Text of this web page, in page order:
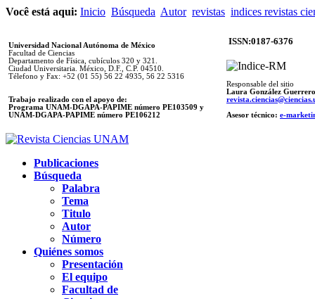
Você está aqui: Inicio Búsqueda Autor revistas indices revistas
Universidad Nacional Autónoma de México
Facultad de Ciencias
Departamento de Física, cubículos 320 y 321.
Ciudad Universitaria. México, D.F., C.P. 04510.
Télefono y Fax: +52 (01 55) 56 22 4935, 56 22 5316
Trabajo realizado con el apoyo de:
Programa UNAM-DGAPA-PAPIME número PE103509 y
UNAM-DGAPA-PAPIME número PE106212
ISSN:0187-6376
Responsable del sitio
Laura González Guerrero
Asesor técnico: e-
Publicaciones
Búsqueda
Palabra
Tema
Titulo
Autor
Número
Quiénes somos
Presentación
El equipo
Facultad de